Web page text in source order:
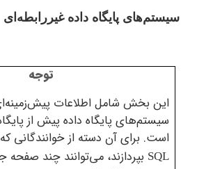
پایگاه داده غیررابطه‌ای
بخش شامل اطلاعات پیش‌زمینه‌ای در
پایگاه داده پیش از پایگاه‌های
برای آن دسته از خوانندگانی که
بپردازند، می‌توانند چند صفحه جلوتر